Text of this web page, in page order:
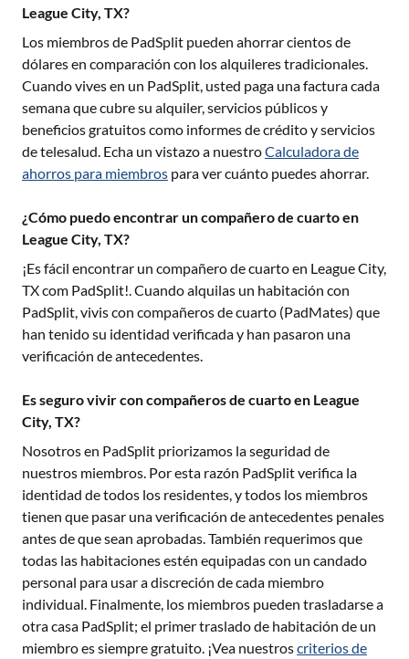
League City, TX?
Los miembros de PadSplit pueden ahorrar cientos de
dólares en comparación con los alquileres tradicionales.
Cuando vives en un PadSplit, usted paga una factura cada
semana que cubre su alquiler, servicios públicos y
beneficios gratuitos como informes de crédito y servicios
de telesalud. Echa un vistazo a nuestroCalculadora de
ahorros para miembros para ver cuánto puedes ahorrar.
¿Cómo puedo encontrar un compañero de cuarto en
League City, TX?
¡Es fácil encontrar un compañero de cuarto en League City,
TXcom PadSplit!. Cuando alquilas un habitación con
PadSplit, vivis con compañeros de cuarto (PadMates) que
han tenido su identidad verificada y han pasaron una
verificación de antecedentes.
Es seguro vivir con compañeros de cuarto en League
City, TX?
Nosotros en PadSplit priorizamos la seguridad de
nuestros miembros. Por esta razón PadSplit verifica la
identidad de todos los residentes, y todos los miembros
tienen que pasar una verificación de antecedentes penales
antes de que sean aprobadas. También requerimos que
todas las habitaciones estén equipadas con un candado
personal para usar a discreción de cada miembro
individual. Finalmente, los miembros pueden trasladarse a
otra casa PadSplit; el primer traslado de habitación de un
miembro es siempre gratuito. ¡Vea nuestroscriterios de